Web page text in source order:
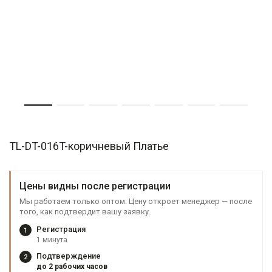
TL-DT-016T-коричневый Платье
Цены видны после регистрации
Мы работаем только оптом. Цену откроет менеджер — после
того, как подтвердит вашу заявку.
1 Регистрация
1 минута
2 Подтверждение
до 2 рабочих часов